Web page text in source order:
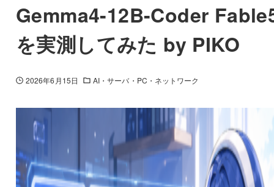
Gemma4-12B-Coder
を実測してみた by PIKO
2026年6月15日 AI・サーバ・PC・ネットワーク